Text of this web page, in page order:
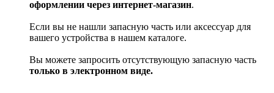
оформлении через интернет-магазин.
Если вы не нашли запасную часть или аксессуар для
вашего устройства в нашем каталоге.
Вы можете запросить отсутствующую запасную часть
только в электронном виде.